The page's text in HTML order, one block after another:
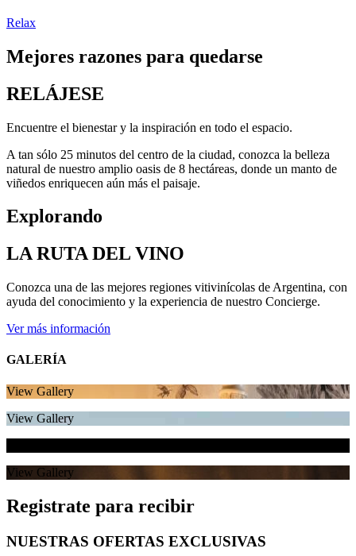
Relax
​Mejores razones para quedarse
RELÁJESE
Encuentre el bienestar y la inspiración en todo el espacio.
A tan sólo 25 minutos del centro de la ciudad, conozca la belleza
natural de nuestro amplio oasis de 8 hectáreas, donde un manto de
viñedos enriquecen aún más el paisaje.
Explorando
LA RUTA DEL VINO
Conozca una de las mejores regiones vitivinícolas de Argentina, con
ayuda del conocimiento y la experiencia de nuestro Concierge.
Ver más información
GALERÍA
View Gallery
View Gallery
View Gallery
Registrate para recibir​
NUESTRAS OFERTAS EXCLUSIVAS